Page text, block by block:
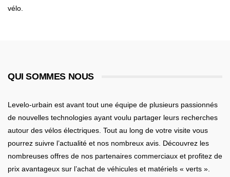
vélo.
QUI SOMMES NOUS
Levelo-urbain est avant tout une équipe de plusieurs passionnés
de nouvelles technologies ayant voulu partager leurs recherches
autour des vélos électriques. Tout au long de votre visite vous
pourrez suivre l’actualité et nos nombreux avis. Découvrez les
nombreuses offres de nos partenaires commerciaux et profitez de
prix avantageux sur l’achat de véhicules et matériels « verts ».